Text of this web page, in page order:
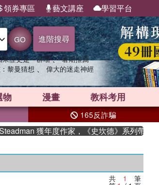
領券專區 藝文講座 學習平台
GO 進階搜尋
果歷史是一群喵 、 暑期推薦
黎曼猜想 、 偉大的迷走神經
物 漫畫 教科考用
165反詐騙
獲年度作家，《史坎德》系列帶你踏
共 1 筆